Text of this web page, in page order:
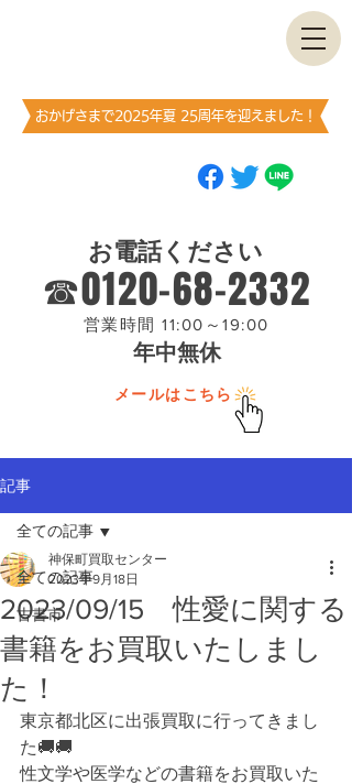
おかげさまで2025年夏 25周年を迎えました！
お電話ください
☎0120-68-2332
営業時間 11:00～19:00
年中無休
メールはこちら
記事
全ての記事
古書市
全ての記事
2023/09/15 性愛に関する
書籍をお買取いたしまし
た！
神保町買取センター
2023年9月18日
東京都北区に出張買取に行ってきまし
た🚚🚚
性文学や医学などの書籍をお買取いた